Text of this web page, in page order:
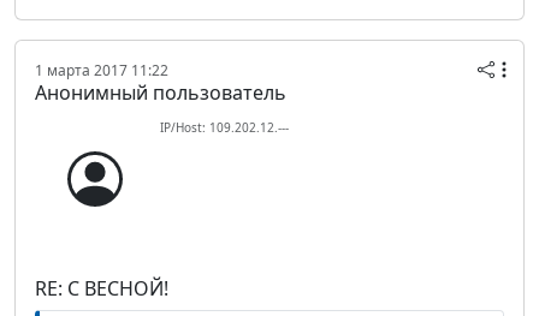
1 марта 2017 11:22
Анонимный пользователь
IP/Host: 109.202.12.---
RE: С ВЕСНОЙ!